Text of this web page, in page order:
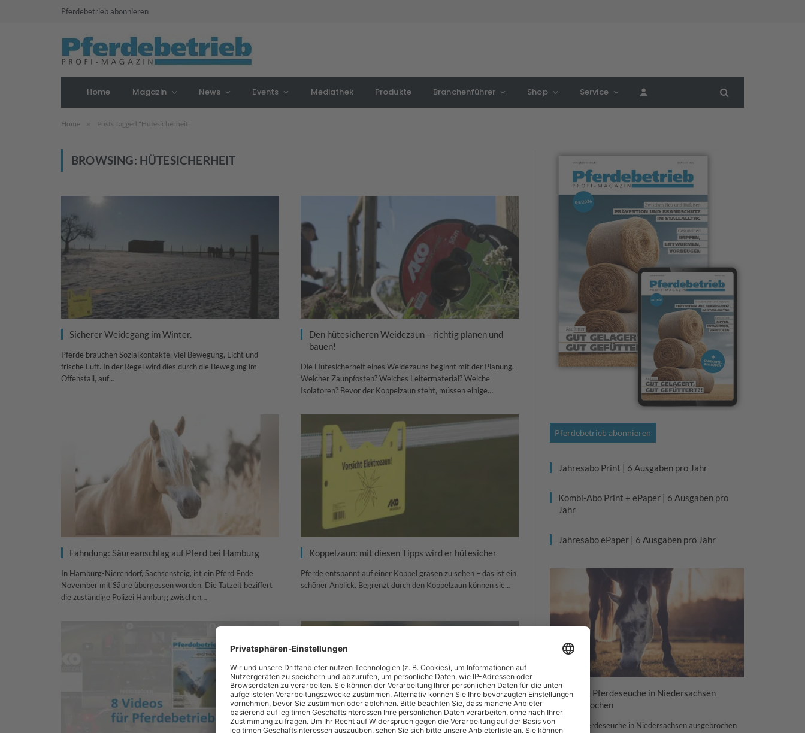
Pferdebetrieb abonnieren
Home Magazin News Events Mediathek Produkte Branchenführer Shop Service
Home » Posts Tagged "Hütesicherheit"
BROWSING: HÜTESICHERHEIT
Sicherer Weidegang im Winter.
Pferde brauchen Sozialkontakte, viel Bewegung, Licht und
frische Luft. In der Regel wird dies durch die Bewegung im
Offenstall, auf…
Den hütesicheren Weidezaun – richtig planen und
bauen!
Die Hütesicherheit eines Weidezauns beginnt mit der Planung.
Welcher Zaunpfosten? Welches Leitermaterial? Welche
Isolatoren? Bevor der Koppelzaun steht, müssen einige…
Fahndung: Säureanschlag auf Pferd bei Hamburg
In Hamburg-Nierendorf, Sachsensteig, ist ein Pferd Ende
November mit Säure übergossen worden. Die Tatzeit beziffert
die zuständige Polizei Hamburg zwischen…
Koppelzaun: mit diesen Tipps wird er hütesicher
Pferde entspannt auf einer Koppel grasen zu sehen – das ist ein
schöner Anblick. Begrenzt durch den Koppelzaun können sie…
Pferdebetrieb abonnieren
Jahresabo Print | 6 Ausgaben pro Jahr
Kombi-Abo Print + ePaper | 6 Ausgaben pro
Jahr
Jahresabo ePaper | 6 Ausgaben pro Jahr
Tödliche Pferdeseuche in Niedersachsen
ausgebrochen
Tödliche Pferdeseuche in Niedersachsen ausgebrochen